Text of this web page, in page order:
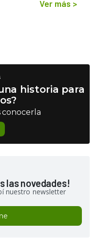
Ver más >
historia para
las novedades!
nuestro newsletter